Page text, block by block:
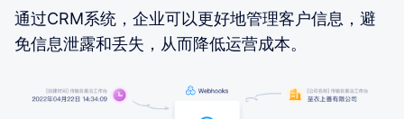
通过CRM系统，企业可以更好地管理客户信息，避
免信息泄露和丢失，从而降低运营成本。